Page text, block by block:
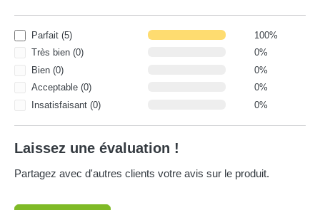
Parfait (5)
100%
Très bien (0)
0%
Bien (0)
0%
Acceptable (0)
0%
Insatisfaisant (0)
0%
Laissez une évaluation !
Partagez avec d'autres clients votre avis sur le produit.